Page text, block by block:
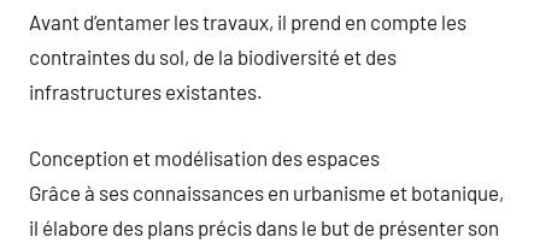
Avant d’entamer les travaux, il prend en compte les
contraintes du sol, de la biodiversité et des
infrastructures existantes.
Conception et modélisation des espaces
Grâce à ses connaissances en urbanisme et botanique,
il élabore des plans précis dans le but de présenter son